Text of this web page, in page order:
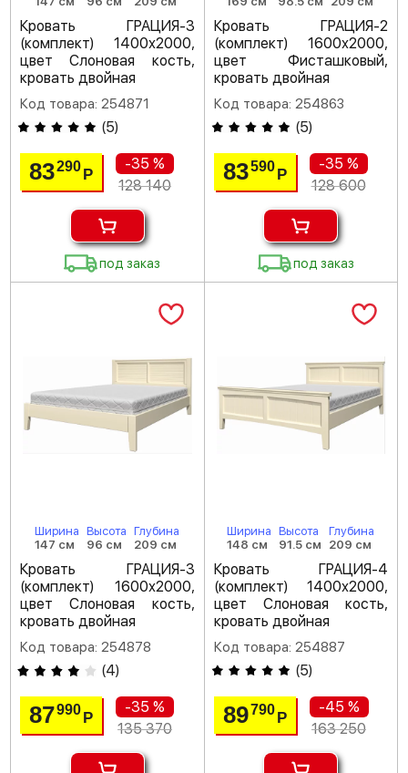
Кровать ГРАЦИЯ-3
(комплект) 1400х2000,
цвет Слоновая кость,
кровать двойная
Код товара: 254871
(5)
83290Р
-35 %
128 140
под заказ
Кровать ГРАЦИЯ-2
(комплект) 1600х2000,
цвет Фисташковый,
кровать двойная
Код товара: 254863
(5)
83590 Р
-35 %
128 600
под заказ
Ширина
147 см
Высота
96 см
Глубина
209 см
Кровать ГРАЦИЯ-3
(комплект) 1600х2000,
цвет Слоновая кость,
кровать двойная
Код товара: 254878
(4)
87990Р
-35 %
135 370
Ширина
148 см
Высота
91.5 см
Глубина
209 см
Кровать ГРАЦИЯ-4
(комплект) 1400х2000,
цвет Слоновая кость,
кровать двойная
Код товара: 254887
(5)
89790 Р
-45 %
163 250